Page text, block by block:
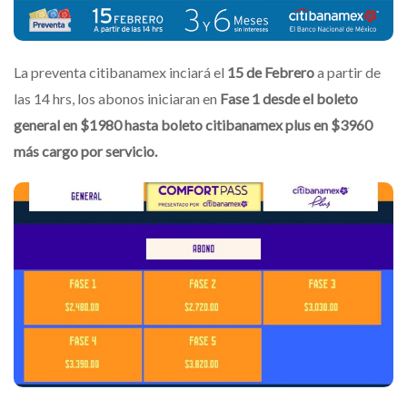
La preventa citibanamex inciará el 15 de Febreroa partir de
las 14 hrs, los abonos iniciaran en Fase 1 desde el boleto
general en $1980 hasta boleto citibanamex plus en $3960
más cargo por servicio.